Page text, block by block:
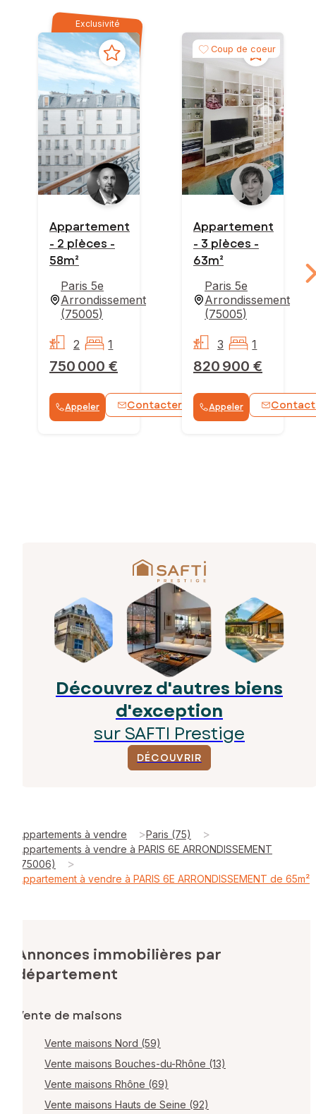
Exclusivité
Appartement
- 2 pièces -
58m²
Paris 5e
Arrondissement
(75005)
750 000 €
2 1
Appeler Contacter WhatsApp
Coup de coeur
Appartement
- 3 pièces -
63m²
Paris 5e
Arrondissement
(75005)
820 900 €
3 1
Appeler
Découvrez d'autres biens
d'exception
sur SAFTI Prestige
DÉCOUVRIR
Appartements à vendre >Paris (75) >
Appartements à vendre à PARIS 6E ARRONDISSEMENT
(75006)
>
Appartement à vendre à PARIS 6E ARRONDISSEMENT de 65m²
Annonces immobilières par
département
Vente de maisons
Vente maisons Nord (59)
Vente maisons Bouches-du-Rhône (13)
Vente maisons Rhône (69)
Vente maisons Hauts de Seine (92)